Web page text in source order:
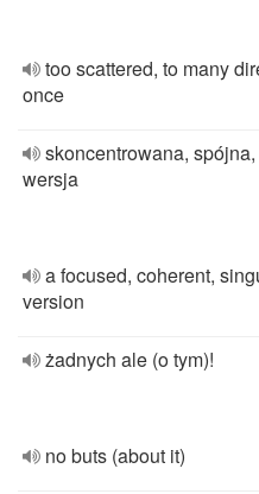
too scattered, to many
once
skoncentrowana,
wersja
a focused, coherent,
version
żadnych ale (o tym)!
no buts (about it)